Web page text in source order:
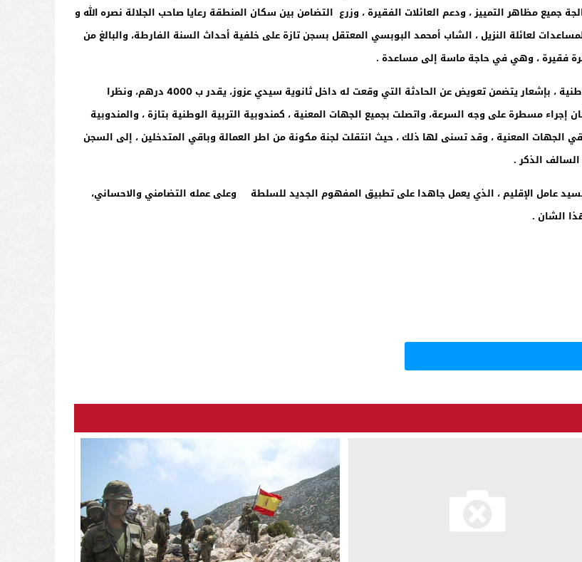
جميع مظاهر التمييز ، ودعم العائلات الفقيرة ، وزرع التضامن بين سكان المنطقة رعايا صاحب الجلالة نصره الله و
لعائلة النزيل ، الشاب أمحمد البوبسي المعتقل بسجن تازة على خلفية أحداث السنة الفارطة، والبالغ من
و في هذا الصدد ، توصلت عائلة النزيل البوبسي من وزارة التربية الوطنية ، بإشعار يتضمن تعويض عن الحادثة التي وقعت له داخل ثانوية سيدي عزوز، يقدر ب 4000 درهم، ونظرا
مسطرة على وجه السرعة، واتصلت بجميع الجهات المعنية ، كمندوبية التربية الوطنية بتازة ، والمندوبية
الجهات المعنية ، وقد تسنى لها ذلك ، حيث انتقلت لجنة مكونة من اطر العمالة وباقي المتدخلين ، إلى السجن
الذكر .
عامل الإقليم ، الذي يعمل جاهدا على تطبيق المفهوم الجديد للسلطة وعلى عمله التضامني والاحساني،
الشان .